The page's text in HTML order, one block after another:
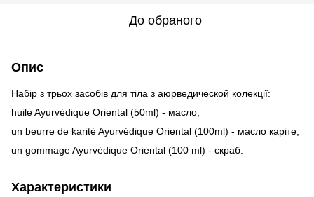
До обраного
Опис
Набір з трьох засобів для тіла з аюрведической колекції:
huile Ayurvédique Oriental (50ml) - масло,
un beurre de karité Ayurvédique Oriental (100ml) - масло каріте,
un gommage Ayurvédique Oriental (100 ml) - скраб.
Характеристики